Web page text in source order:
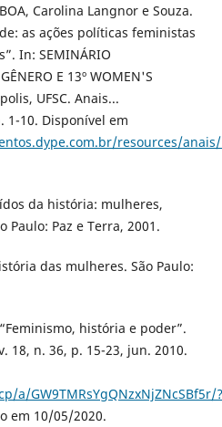
Carolina Langnor e Souza.
as ações políticas feministas
In: SEMINÁRIO
E 13º WOMEN'S
UFSC. Anais...
1-10. Disponível em
resources/anais/
da história: mulheres,
Paulo: Paz e Terra, 2001.
das mulheres. São Paulo:
história e poder”.
18, n. 36, p. 15-23, jun. 2010.
a/GW9TMRsYgQNzxNjZNcSBf5r/?
em 10/05/2020.